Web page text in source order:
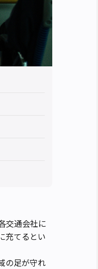
交通会社に
充てるとい
の足が守れ